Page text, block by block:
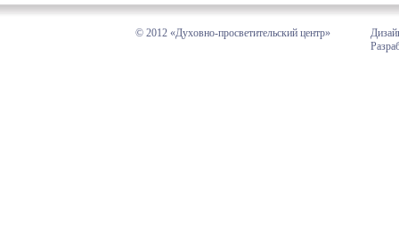
© 2012 «Духовно-просветительский центр»